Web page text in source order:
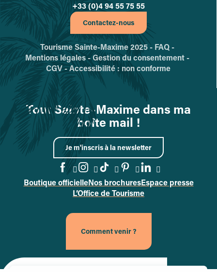
+33 (0)4 94 55 75 55
Contactez-nous
Tourisme Sainte-Maxime 2025 - FAQ -
Mentions légales -Gestion du consentement -
CGV -Accessibilité : non conforme
Tout Sainte-Maxime dans ma
boîte mail !
Je m'inscris à la newsletter
Accéder à la page Facebook
Accéder à la page
Accéder à la page
Accéder à la
Accéder à la
Boutique officielleNos brochuresEspace presse
L’Office de Tourisme
Comment venir ?